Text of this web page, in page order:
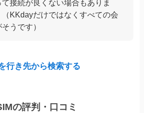
て接続が良くない場合もありま
（KKdayだけではなくすべての会
うです）
行き先から検索する
の評判・口コミ